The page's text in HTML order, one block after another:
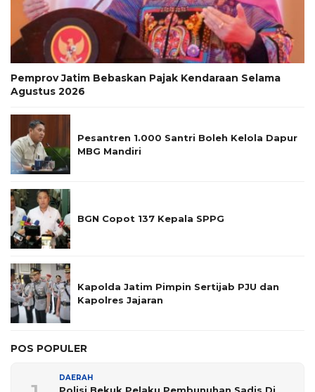
Pemprov Jatim Bebaskan Pajak Kendaraan Selama
Agustus 2026
Pesantren 1.000 Santri Boleh Kelola Dapur
MBG Mandiri
BGN Copot 137 Kepala SPPG
Kapolda Jatim Pimpin Sertijab PJU dan
Kapolres Jajaran
POS POPULER
DAERAH